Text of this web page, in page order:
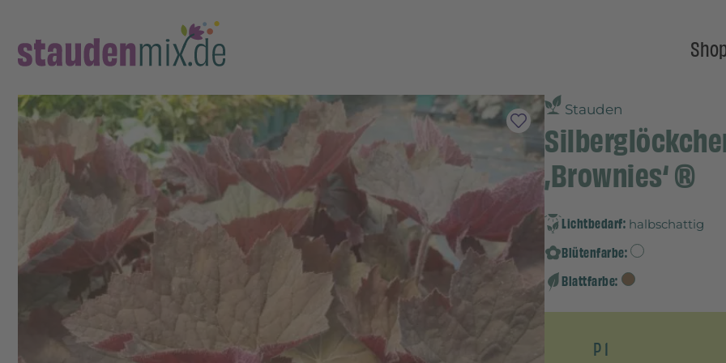
Stauden
‚Brownies‘ ®
Lichtbedarf: halbschattig
Blütenfarbe:
Blattfarbe:
P 1